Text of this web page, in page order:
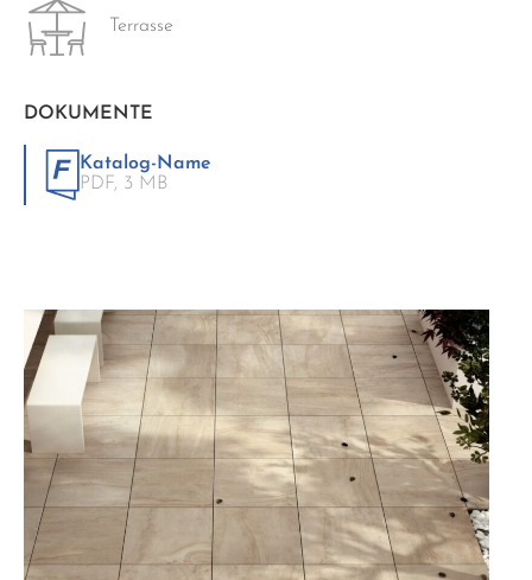
Terrasse
DOKUMENTE
Katalog-Name
PDF, 3 MB